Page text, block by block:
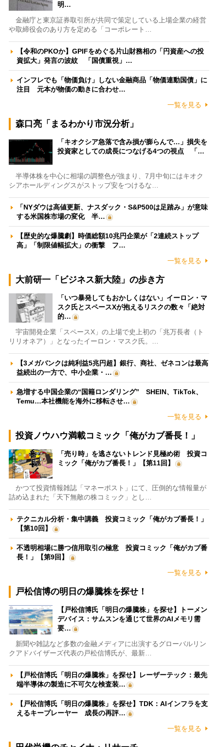
明…
金融庁と東京証券取引所が共同で策定している上場企業の経営
や取締役会のあり方を定める「コーポレート…
【令和のPKOか】GPIFをめぐる片山財務相の「円資産への投
資拡大」発言の波紋 「国債重視」…
インフレでも「物価負け」しない金融商品「物価連動国債」に
注目 元本が物価の動きに合わせ…
一覧を見る
森口亮「まるわかり市況分析」
「キオクシア急落で含み損が膨らんで…」損失を
投資家としての成長につなげる4つの視点 「…
半導体株を中心に相場の調整色が強まり、7月中旬にはキオク
シアホールディングスがストップ安をつけるな…
「NYダウは高値更新、ナスダック・S&P500は足踏み」が意味
する米国株市場の変化 半…
【歴史的な爆騰劇】時価総額10兆円企業が「2連続ストップ
高」「制限値幅拡大」の衝撃 フ…
一覧を見る
大前研一「ビジネス新大陸」の歩き方
「いつ暴発してもおかしくはない」イーロン・マ
スク氏とスペースXが抱えるリスクの数々「絶対
的…
宇宙開発企業「スペースX」の上場で史上初の「兆万長者（ト
リリオネア）」となったイーロン・マスク氏。…
【3メガバンクは純利益5兆円超】銀行、商社、ゼネコンは最高
益続出の一方で、中小企業・…
急増する中国企業の“国籍ロンダリング” SHEIN、TikTok、
Temu…本社機能を海外に移転させ…
一覧を見る
投資ノウハウ満載コミック「俺がカブ番長！」
「売り時」を逃さないトレンド見極め術 投資コ
ミック「俺がカブ番長！」【第11回】
かつて投資情報雑誌「マネーポスト」にて、圧倒的な情報量が
詰め込まれた「天下無敵の株コミック」とし…
テクニカル分析・集中講義 投資コミック「俺がカブ番長！」
【第10回】
不透明相場に勝つ信用取引の極意 投資コミック「俺がカブ番
長！」【第9回】
一覧を見る
戸松信博の明日の爆騰株を探せ！
【戸松信博氏「明日の爆騰株」を探せ】トーメン
デバイス：サムスンを通じて世界のAIメモリ需
要…
新聞や雑誌など多数の金融メディアに出演するグローバルリン
クアドバイザーズ代表の戸松信博氏が、最新…
【戸松信博氏「明日の爆騰株」を探せ】レーザーテック：最先
端半導体の製造に不可欠な検査装…
【戸松信博氏「明日の爆騰株」を探せ】TDK：AIインフラを支
えるキープレーヤー 成長の再評…
一覧を見る